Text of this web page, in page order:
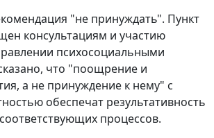
"не принуждать". Пункт
консультациям и участию
психосоциальными
что "поощрение и
а не принуждение к нему" с
обеспечат результативность
процессов.